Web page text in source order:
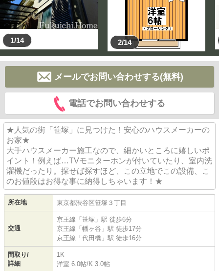
1/14 2/14
メールでお問い合わせする(無料)
電話でお問い合わせする
★人気の街「笹塚」に見つけた！安心のハウスメーカーの
お家★
大手ハウスメーカー施工なので、細かいところに嬉しいポ
イント！例えば…TVモニターホンが付いていたり、室内洗
濯機だったり。探せば探すほど、この立地でこの設備、こ
のお値段はお得な事に納得しちゃいます！★
所在地 東京都渋谷区笹塚 ３丁目
交通
京王線 「笹塚 」駅 徒歩6分
京王線 「幡ヶ谷 」駅 徒歩17分
京王線 「代田橋 」駅 徒歩16分
間取り/
詳細
1K
洋室 6.0帖/K 3.0帖